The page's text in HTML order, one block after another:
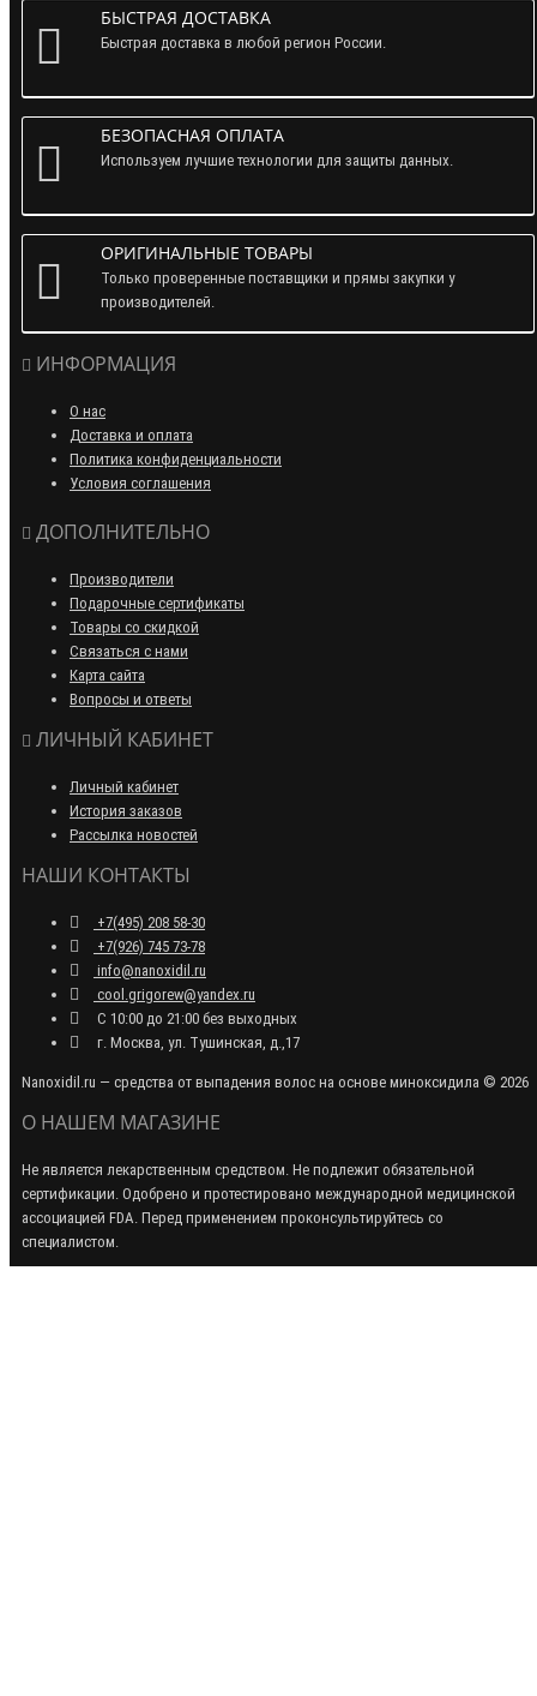
БЫСТРАЯ ДОСТАВКА
Быстрая доставка в любой регион России.
БЕЗОПАСНАЯ ОПЛАТА
Используем лучшие технологии для защиты данных.
ОРИГИНАЛЬНЫЕ ТОВАРЫ
Только проверенные поставщики и прямы закупки у
производителей.
ИНФОРМАЦИЯ
О нас
Доставка и оплата
Политика конфиденциальности
Условия соглашения
ДОПОЛНИТЕЛЬНО
Производители
Подарочные сертификаты
Товары со скидкой
Связаться с нами
Карта сайта
Вопросы и ответы
ЛИЧНЫЙ КАБИНЕТ
Личный кабинет
История заказов
Рассылка новостей
НАШИ КОНТАКТЫ
+7(495) 208 58-30
+7(926) 745 73-78
info@nanoxidil.ru
cool.grigorew@yandex.ru
С 10:00 до 21:00 без выходных
г. Москва, ул. Тушинская, д.,17
Nanoxidil.ru — средства от выпадения волос на основе миноксидила © 2026
О НАШЕМ МАГАЗИНЕ
Не является лекарственным средством. Не подлежит обязательной
сертификации. Одобрено и протестировано международной медицинской
ассоциацией FDA. Перед применением проконсультируйтесь со
специалистом.